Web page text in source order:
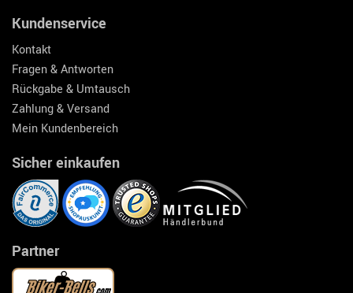
Kundenservice
Kontakt
Fragen & Antworten
Rückgabe & Umtausch
Zahlung & Versand
Mein Kundenbereich
Sicher einkaufen
Partner